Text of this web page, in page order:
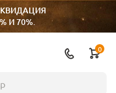
И 70%.
0